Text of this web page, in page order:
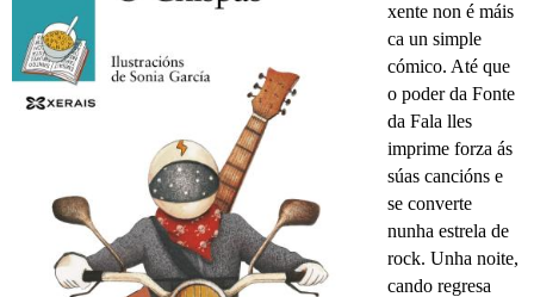
xente non é máis
ca un simple
cómico. Até que
o poder da Fonte
da Fala lles
imprime forza ás
súas cancións e
se converte
nunha estrela de
rock. Unha noite,
cando regresa